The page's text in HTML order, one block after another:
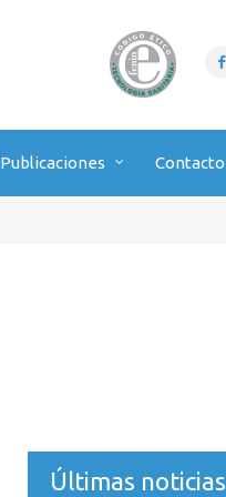
Publicaciones Contacto
Últimas noticias